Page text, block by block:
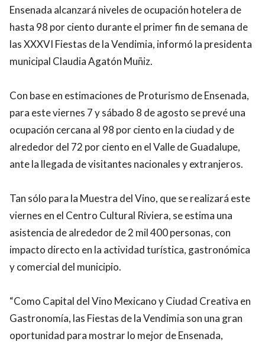
Ensenada alcanzará niveles de ocupación hotelera de
hasta 98 por ciento durante el primer fin de semana de
las XXXVI Fiestas de la Vendimia, informó la presidenta
municipal Claudia Agatón Muñiz.
Con base en estimaciones de Proturismo de Ensenada,
para este viernes 7 y sábado 8 de agosto se prevé una
ocupación cercana al 98 por ciento en la ciudad y de
alrededor del 72 por ciento en el Valle de Guadalupe,
ante la llegada de visitantes nacionales y extranjeros.
Tan sólo para la Muestra del Vino, que se realizará este
viernes en el Centro Cultural Riviera, se estima una
asistencia de alrededor de 2 mil 400 personas, con
impacto directo en la actividad turística, gastronómica
y comercial del municipio.
“Como Capital del Vino Mexicano y Ciudad Creativa en
Gastronomía, las Fiestas de la Vendimia son una gran
oportunidad para mostrar lo mejor de Ensenada,